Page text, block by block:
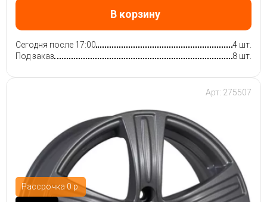
В корзину
Сегодня после 17:00
4 шт.
Под заказ
8 шт.
Рассрочка 0 р.
Арт: 275507